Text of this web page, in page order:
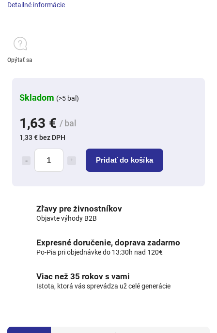
1,63 € / bal
1,33 € bez DPH
Pridať do košíka
Skladom (>5 bal)
Detailné informácie
Opýtať sa
Zľavy pre živnostníkov
Objavte výhody B2B
Expresné doručenie, doprava zadarmo
Po-Pia pri objednávke do 13:30h nad 120€
Viac než 35 rokov s vami
Istota, ktorá vás sprevádza už celé generácie